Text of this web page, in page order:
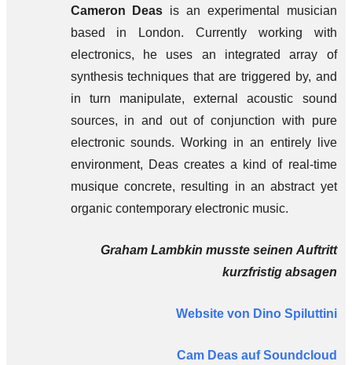
Cameron Deasis an experimental musician
based in London. Currently working with
electronics, he uses an integrated array of
synthesis techniques that are triggered by, and
in turn manipulate, external acoustic sound
sources, in and out of conjunction with pure
electronic sounds. Working in an entirely live
environment, Deas creates a kind of real-time
musique concrete, resulting in an abstract yet
organic contemporary electronic music.
Graham Lambkin musste seinen Auftritt
kurzfristig absagen
Website von Dino Spiluttini
Cam Deas auf Soundcloud